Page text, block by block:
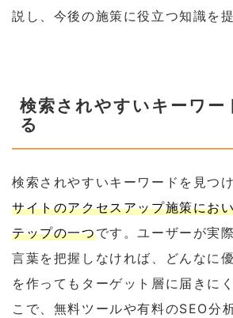
説し、今後の施策に役立つ知識を
検索されやすいキーワー
る
検索されやすいキーワードを見つ
サイトのアクセスアップ施策にお
テップの一つです。ユーザーが実
言葉を把握しなければ、どんなに
を作ってもターゲット層に届きに
こで、無料ツールや有料のSEO分